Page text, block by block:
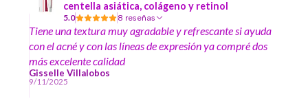
centella asiática, colágeno y retinol
5.0 8 reseñas
Tiene una textura muy agradable y refrescante si ayuda
con el acné y con las líneas de expresión ya compré dos
más excelente calidad
Gisselle Villalobos
9/11/2025